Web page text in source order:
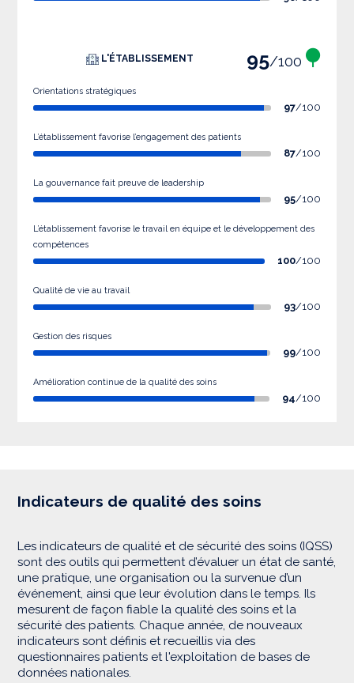
L'ÉTABLISSEMENT 95/100
Orientations stratégiques
97/100
L’établissement favorise l’engagement des patients
87/100
La gouvernance fait preuve de leadership
95/100
L’établissement favorise le travail en équipe et le développement des
compétences
100/100
Qualité de vie au travail
93/100
Gestion des risques
99/100
Amélioration continue de la qualité des soins
94/100
Indicateurs de qualité des soins
Les indicateurs de qualité et de sécurité des soins (IQSS)
sont des outils qui permettent d’évaluer un état de santé,
une pratique, une organisation ou la survenue d’un
événement, ainsi que leur évolution dans le temps. Ils
mesurent de façon fiable la qualité des soins et la
sécurité des patients. Chaque année, de nouveaux
indicateurs sont définis et recueillis via des
questionnaires patients et l'exploitation de bases de
données nationales.